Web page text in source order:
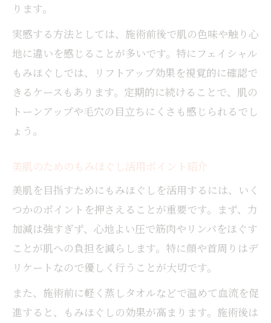
ります。
実感する方法としては、施術前後で肌の色味や触り心
地に違いを感じることが多いです。特にフェイシャル
もみほぐしでは、リフトアップ効果を視覚的に確認で
きるケースもあります。定期的に続けることで、肌の
トーンアップや毛穴の目立ちにくさも感じられるでし
ょう。
美肌のためのもみほぐし活用ポイント紹介
美肌を目指すためにもみほぐしを活用するには、いく
つかのポイントを押さえることが重要です。まず、力
加減は強すぎず、心地よい圧で筋肉やリンパをほぐす
ことが肌への負担を減らします。特に顔や首周りはデ
リケートなので優しく行うことが大切です。
また、施術前に軽く蒸しタオルなどで温めて血流を促
進すると、もみほぐしの効果が高まります。施術後は